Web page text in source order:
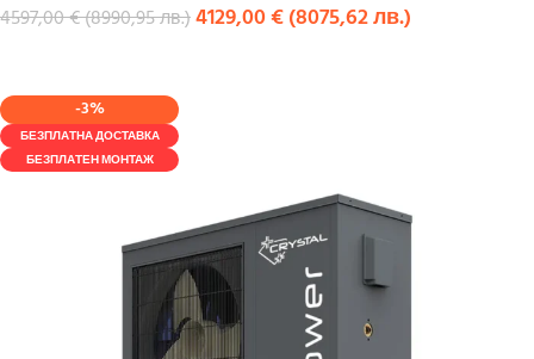
4597,00€(8990,95лв.)4129,00€(8075,62лв.)
-3%
БЕЗПЛАТНА ДОСТАВКА
БЕЗПЛАТЕН МОНТАЖ